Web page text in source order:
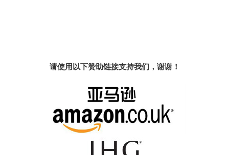
请使用以下赞助链接支持我们，谢谢！